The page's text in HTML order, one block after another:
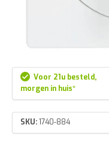
Voor 21u besteld,
morgen in huis*
SKU:1740-884